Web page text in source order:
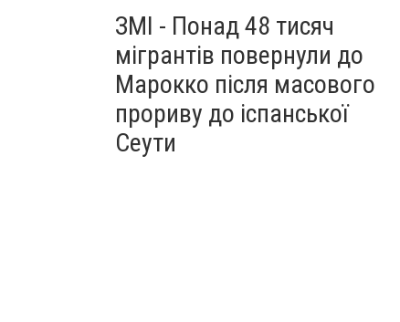
ЗМІ - Понад 48 тисяч
мігрантів повернули до
Марокко після масового
прориву до іспанської
Сеути